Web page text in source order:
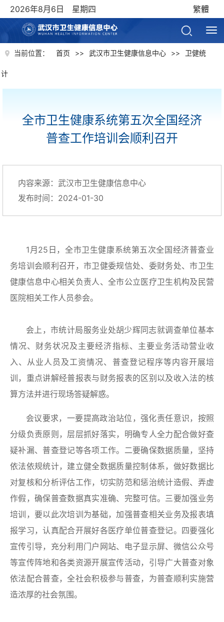
2026年8月6日 星期四 繁體
当前位置： 首页 >> 武汉市卫生健康信息中心 >> 卫健统
计
全市卫生健康系统第五次全国经济
普查工作培训会顺利召开
内容来源：武汉市卫生健康信息中心
发布时间：2024-01-30
1月25日，全市卫生健康系统第五次全国经济普查业
务培训会顺利召开，市卫健委规信处、委财务处、市卫生
健康信息中心相关负责人、全市公立医疗卫生机构及民营
医院相关工作人员参会。
会上，市统计局服务业处胡少辉同志就调查单位基本
情况、财务状况及主要经济指标、主要业务活动营业收
入、从业人员及工资情况、普查登记程序等内容开展培
训，重点讲解经普报表与财务报表的区别以及收入法的核
算方法并进行现场答疑解惑。
会议要求，一要提高政治站位，强化责任意识，按照
分级负责原则，层层抓好落实，明确专人全力配合做好查
疑补漏、普查登记等各项工作。二要确保数据质量，坚持
依法依规统计，建立健全数据质量控制体系，做好数据比
对复核和分析评估工作，切实防范和惩治统计造假、弄虚
作假，确保普查数据真实准确、完整可信。三要加强业务
培训，要以此次培训为基础，加强普查相关业务及报表填
报学习，认真配合开展好各医疗单位普查登记。四要强化
宣传引导，充分利用门户网站、电子显示屏、微信公众号
等宣传阵地和各类资源开展宣传活动，引导广大普查对象
依法配合普查，全社会积极参与普查，为普查顺利实施营
造浓厚的社会氛围。